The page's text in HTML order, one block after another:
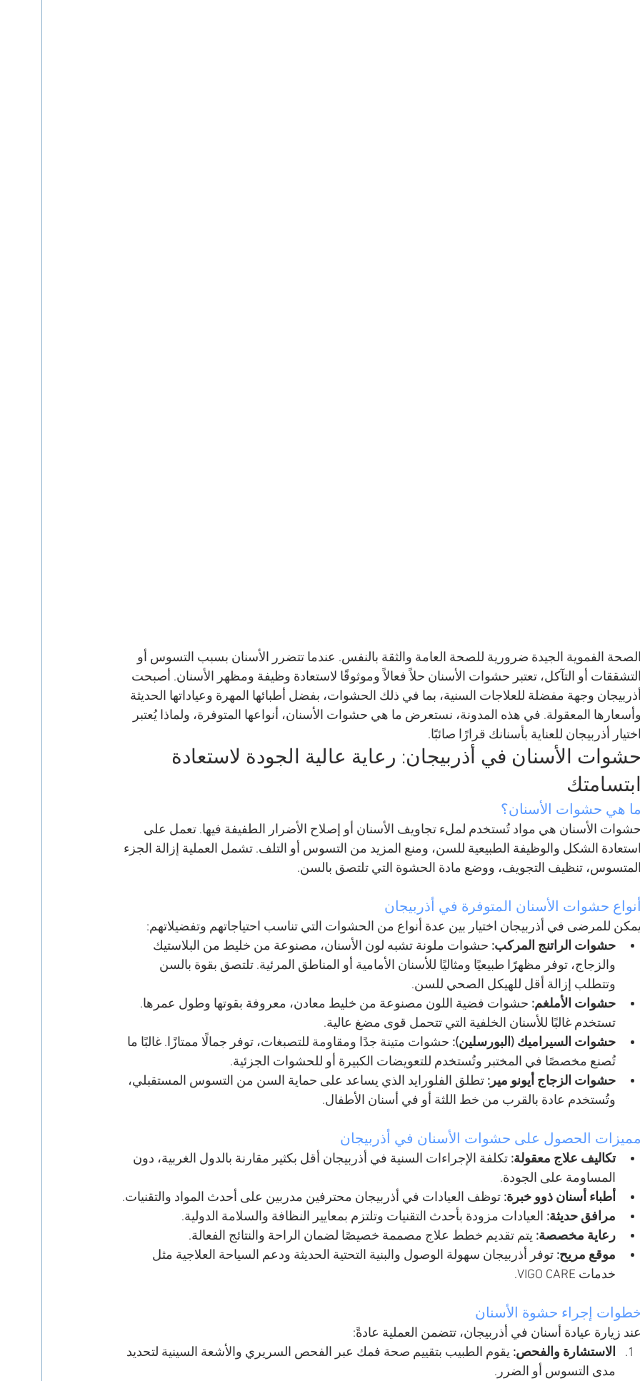
الفموية الجيدة ضرورية للصحة العامة والثقة بالنفس. عندما تتضرر الأسنان بسبب التسوس أو
أو التآكل، تعتبر حشوات الأسنان حلاً فعالاً وموثوقًا لاستعادة وظيفة ومظهر الأسنان. أصبحت
وجهة مفضلة للعلاجات السنية، بما في ذلك الحشوات، بفضل أطبائها المهرة وعياداتها الحديثة
المعقولة. في هذه المدونة، نستعرض ما هي حشوات الأسنان، أنواعها المتوفرة، ولماذا يُعتبر
أذربيجان للعناية بأسنانك قرارًا صائبًا.
الأسنان في أذربيجان: رعاية عالية الجودة لاستعادة
هي حشوات الأسنان؟
الأسنان هي مواد تُستخدم لملء تجاويف الأسنان أو إصلاح الأضرار الطفيفة فيها. تعمل على
الشكل والوظيفة الطبيعية للسن، ومنع المزيد من التسوس أو التلف. تشمل العملية إزالة الجزء
تنظيف التجويف، ووضع مادة الحشوة التي تلتصق بالسن.
حشوات الأسنان المتوفرة في أذربيجان
للمرضى في أذربيجان اختيار بين عدة أنواع من الحشوات التي تناسب احتياجاتهم وتفضيلاتهم:
حشوات الراتنج المركب: حشوات ملونة تشبه لون الأسنان، مصنوعة من خليط من البلاستيك
والزجاج، توفر مظهرًا طبيعيًا ومثاليًا للأسنان الأمامية أو المناطق المرئية. تلتصق بقوة بالسن
وتتطلب إزالة أقل للهيكل الصحي للسن.
حشوات الأملغم: حشوات فضية اللون مصنوعة من خليط معادن، معروفة بقوتها وطول عمرها.
تستخدم غالبًا للأسنان الخلفية التي تتحمل قوى مضغ عالية.
حشوات السيراميك (البورسلين): حشوات متينة جدًا ومقاومة للتصبغات، توفر جمالًا ممتازًا. غالبًا ما
تُصنع مخصصًا في المختبر وتُستخدم للتعويضات الكبيرة أو للحشوات الجزئية.
حشوات الزجاج أيونو مير: تطلق الفلورايد الذي يساعد على حماية السن من التسوس المستقبلي،
وتُستخدم عادة بالقرب من خط اللثة أو في أسنان الأطفال.
الحصول على حشوات الأسنان في أذربيجان
تكاليف علاج معقولة: تكلفة الإجراءات السنية في أذربيجان أقل بكثير مقارنة بالدول الغربية، دون
المساومة على الجودة.
أطباء أسنان ذوو خبرة: توظف العيادات في أذربيجان محترفين مدربين على أحدث المواد والتقنيات.
مرافق حديثة: العيادات مزودة بأحدث التقنيات وتلتزم بمعايير النظافة والسلامة الدولية.
رعاية مخصصة: يتم تقديم خطط علاج مصممة خصيصًا لضمان الراحة والنتائج الفعالة.
موقع مريح: توفر أذربيجان سهولة الوصول والبنية التحتية الحديثة ودعم السياحة العلاجية مثل
خدمات VIGO CARE.
إجراء حشوة الأسنان
زيارة عيادة أسنان في أذربيجان، تتضمن العملية عادةً:
الاستشارة والفحص: يقوم الطبيب بتقييم صحة فمك عبر الفحص السريري والأشعة السينية لتحديد
مدى التسوس أو الضرر.